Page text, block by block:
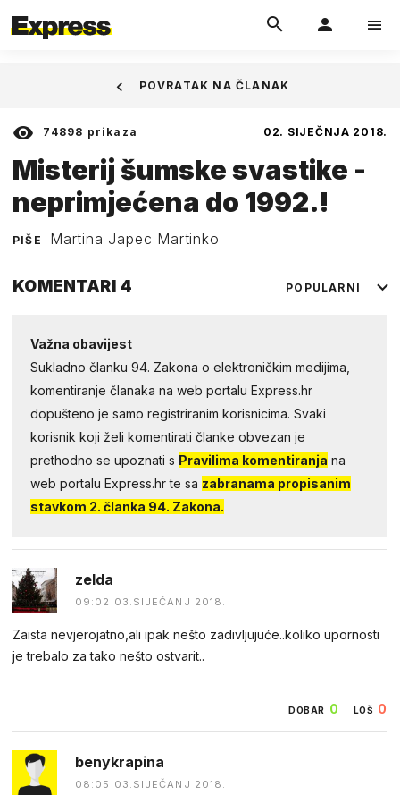
74898 prikaza 02. SIJEČNJA 2018.
Misterij šumske svastike -
neprimjećena do 1992.!
PIŠE Martina Japec Martinko
POVRATAK NA ČLANAK
KOMENTARI 4 POPULARNI
Važna obavijest
Sukladno članku 94. Zakona o elektroničkim medijima,
komentiranje članaka na web portalu Express.hr
dopušteno je samo registriranim korisnicima. Svaki
korisnik koji želi komentirati članke obvezan je
prethodno se upoznati s Pravilima komentiranja na
web portalu Express.hr te sa zabranama propisanim
stavkom 2. članka 94. Zakona.
zelda
09:02 03.SIJEČANJ 2018.
Zaista nevjerojatno,ali ipak nešto zadivljujuće..koliko upornosti
je trebalo za tako nešto ostvarit..
DOBAR 0 LOŠ 0
benykrapina
08:05 03.SIJEČANJ 2018.